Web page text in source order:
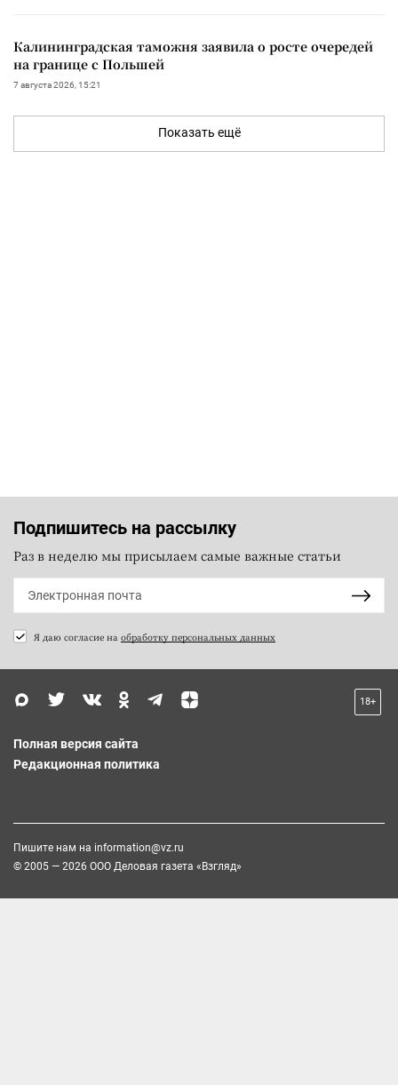
Калининградская таможня заявила о росте очередей
на границе с Польшей
7 августа 2026, 15:21
Показать ещё
Подпишитесь на рассылку
Раз в неделю мы присылаем самые важные статьи
Я даю согласие на обработку персональных данных
18+
Полная версия сайта
Редакционная политика
Пишите нам на information@vz.ru
© 2005 — 2026 ООО Деловая газета «Взгляд»